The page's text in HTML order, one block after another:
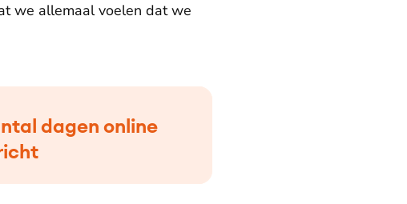
we allemaal voelen dat we
dagen online